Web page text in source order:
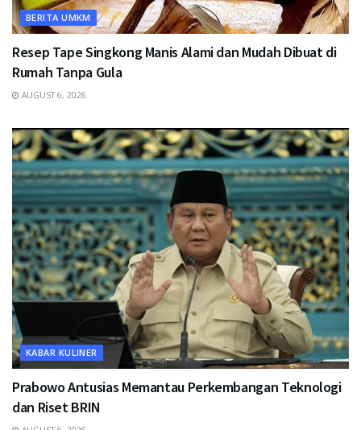
BERITA UMKM
Resep Tape Singkong Manis Alami dan Mudah Dibuat di
Rumah Tanpa Gula
AUGUST 6, 2026
KABAR KULINER
Prabowo Antusias Memantau Perkembangan Teknologi
dan Riset BRIN